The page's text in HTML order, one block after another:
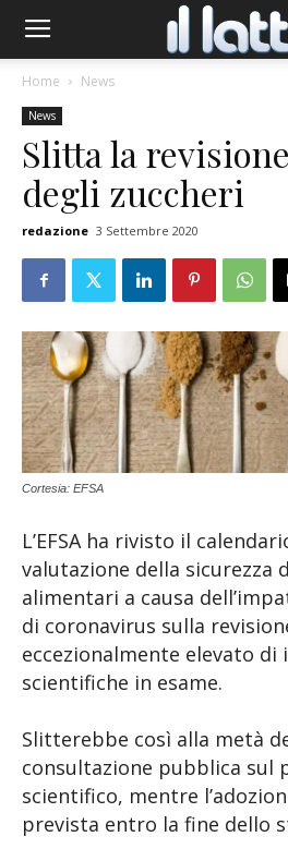
Home News
News
Slitta la
degli zuccheri
redazione 3 Settembre 2020
Cortesia: EFSA
L’EFSA ha rivisto il
valutazione della sicurezza
alimentari a causa
di coronavirus sulla
eccezionalmente elevato di
scientifiche in esame.
Slitterebbe così alla metà
consultazione pubblica sul
scientifico, mentre
prevista entro la fine dello